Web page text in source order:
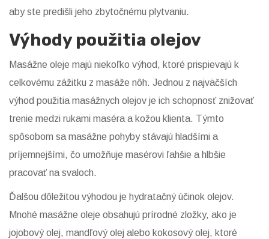
aby ste predišli jeho zbytočnému plytvaniu.
Výhody použitia olejov
Masážne oleje majú niekoľko výhod, ktoré prispievajú k
celkovému zážitku z masáže nôh. Jednou z najväčších
výhod použitia masážnych olejov je ich schopnosť znižovať
trenie medzi rukami maséra a kožou klienta. Týmto
spôsobom sa masážne pohyby stávajú hladšími a
príjemnejšími, čo umožňuje masérovi ľahšie a hlbšie
pracovať na svaloch.
Ďalšou dôležitou výhodou je hydratačný účinok olejov.
Mnohé masážne oleje obsahujú prírodné zložky, ako je
jojobový olej, mandľový olej alebo kokosový olej, ktoré